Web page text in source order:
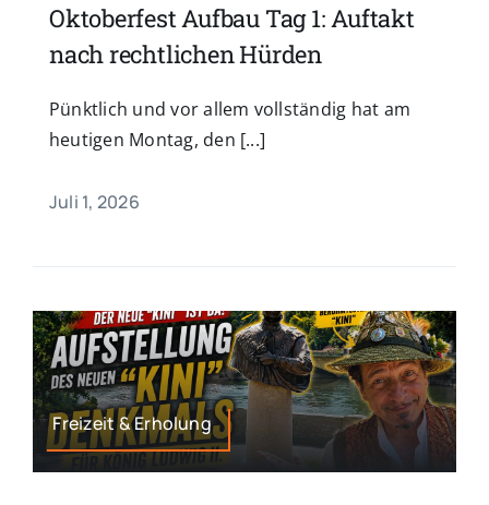
Oktoberfest Aufbau Tag 1: Auftakt
nach rechtlichen Hürden
Pünktlich und vor allem vollständig hat am
heutigen Montag, den [...]
Juli 1, 2026
Freizeit & Erholung